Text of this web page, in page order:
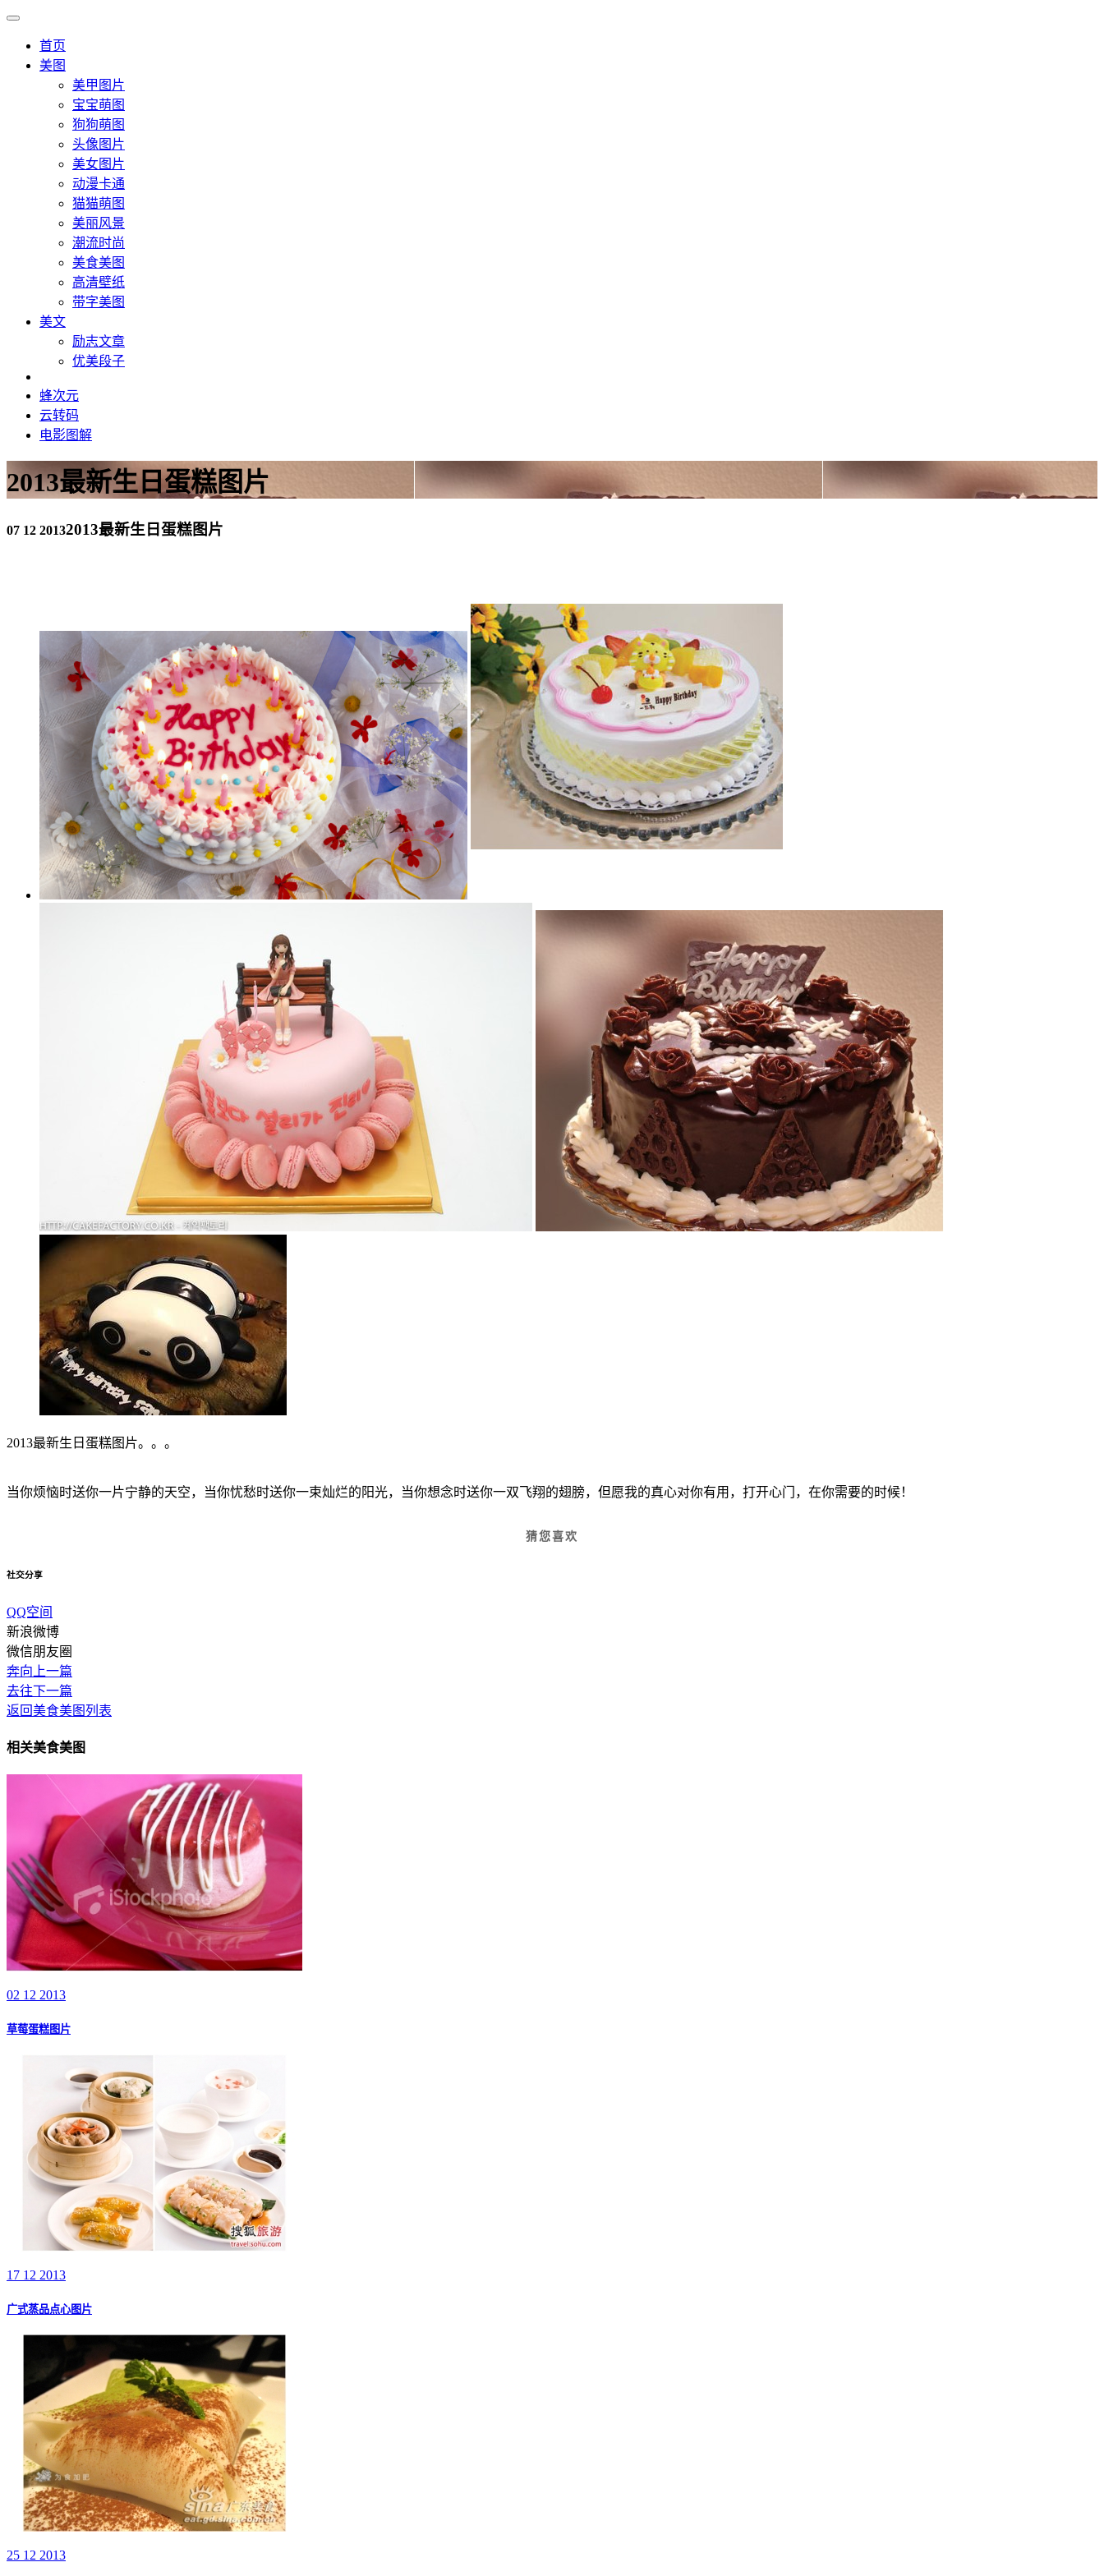
首页
美图
美甲图片
宝宝萌图
狗狗萌图
头像图片
美女图片
动漫卡通
猫猫萌图
美丽风景
潮流时尚
美食美图
高清壁纸
带字美图
美文
励志文章
优美段子
蜂次元
云转码
电影图解
2013最新生日蛋糕图片
07 12 20132013最新生日蛋糕图片
2013最新生日蛋糕图片。。。
当你烦恼时送你一片宁静的天空，当你忧愁时送你一束灿烂的阳光，当你想念时送你一双飞翔的翅膀，但愿我的真心对你有用，打开心门，在你需要的时候！
猜您喜欢
社交分享
QQ空间
新浪微博
微信朋友圈
奔向上一篇
去往下一篇
返回美食美图列表
相关美食美图
02 12 2013
草莓蛋糕图片
17 12 2013
广式蒸品点心图片
25 12 2013